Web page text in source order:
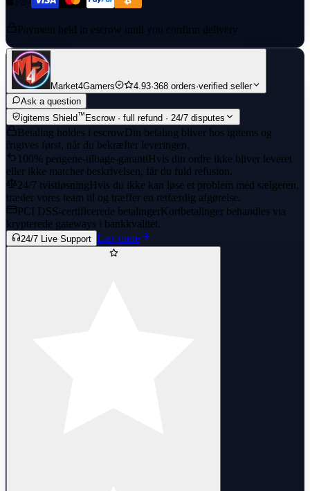
Payment held in escrow until you confirm delivery
Market4Gamers 4.93·368 orders·verified seller
Ask a question
igitems Shield™ Escrow · full refund · 24/7 disputes
Betaling holdes i escrowDin betaling bliver hos igitems og
frigives først, når du bekræfter leveringen.
100% pengene-tilbage-garantiHvis din ordre ikke bliver leveret
eller ikke matcher beskrivelsen, får du fuld refusion.
24/7 tvistløsningHvis du ikke kan løse et problem med sælgeren,
træder vores team til og træffer en retfærdig afgørelse.
PCI DSS-certificerede betalingerKortbetalinger behandles via
krypterede gateways i bankkvalitet.
24/7 Live Support Læs mere